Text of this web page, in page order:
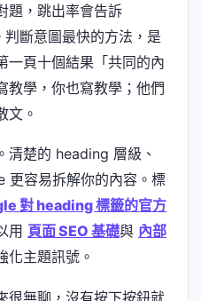
題，跳出率會告訴
斷意圖最快的方法，是
一頁十個結果「共同的內
教學，你也寫教學；他們
文。
清楚的 heading 層級、
更容易拆解你的內容。標
對 heading 標籤的官方
用 頁面 SEO 基礎與 內部
化主題訊號。